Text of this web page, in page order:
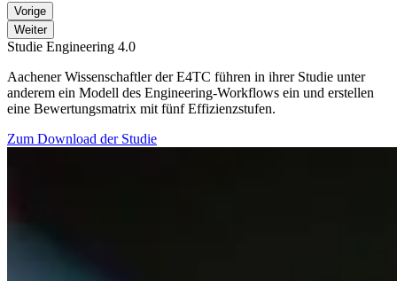
Vorige
Weiter
Studie Engineering 4.0
Aachener Wissenschaftler der E4TC führen in ihrer Studie unter
anderem ein Modell des Engineering-Workflows ein und erstellen
eine Bewertungsmatrix mit fünf Effizienzstufen.
Zum Download der Studie